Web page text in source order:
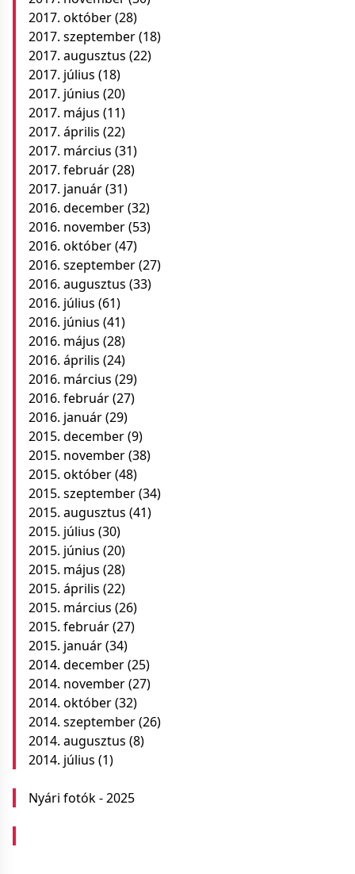
2017. október(28)
2017. szeptember(18)
2017. augusztus (22)
2017. július (18)
2017. június (20)
2017. május (11)
2017. április (22)
2017. március (31)
2017. február(28)
2017. január(31)
2016. december(32)
2016. november(53)
2016. október(47)
2016. szeptember(27)
2016. augusztus (33)
2016. július (61)
2016. június (41)
2016. május (28)
2016. április (24)
2016. március (29)
2016. február(27)
2016. január(29)
2015. december(9)
2015. november(38)
2015. október(48)
2015. szeptember(34)
2015. augusztus (41)
2015. július (30)
2015. június (20)
2015. május (28)
2015. április (22)
2015. március (26)
2015. február(27)
2015. január(34)
2014. december(25)
2014. november(27)
2014. október(32)
2014. szeptember(26)
2014. augusztus (8)
2014. július (1)
Nyári fotók - 2025